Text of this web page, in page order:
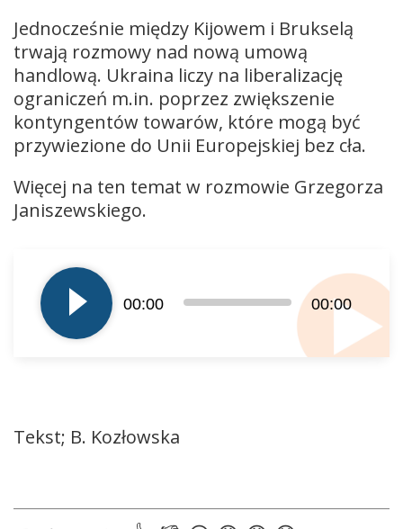
Jednocześnie między Kijowem i Brukselą
trwają rozmowy nad nową umową
handlową. Ukraina liczy na liberalizację
ograniczeń m.in. poprzez zwiększenie
kontyngentów towarów, które mogą być
przywiezione do Unii Europejskiej bez cła.
Więcej na ten temat w rozmowie Grzegorza
Janiszewskiego.
plików
dźwiękowych
00:00 00:00
Tekst; B. Kozłowska